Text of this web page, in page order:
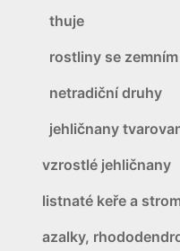
thuje
rostliny se
netradiční druhy
jehličnany
vzrostlé jehličnany
listnaté keře a
azalky,